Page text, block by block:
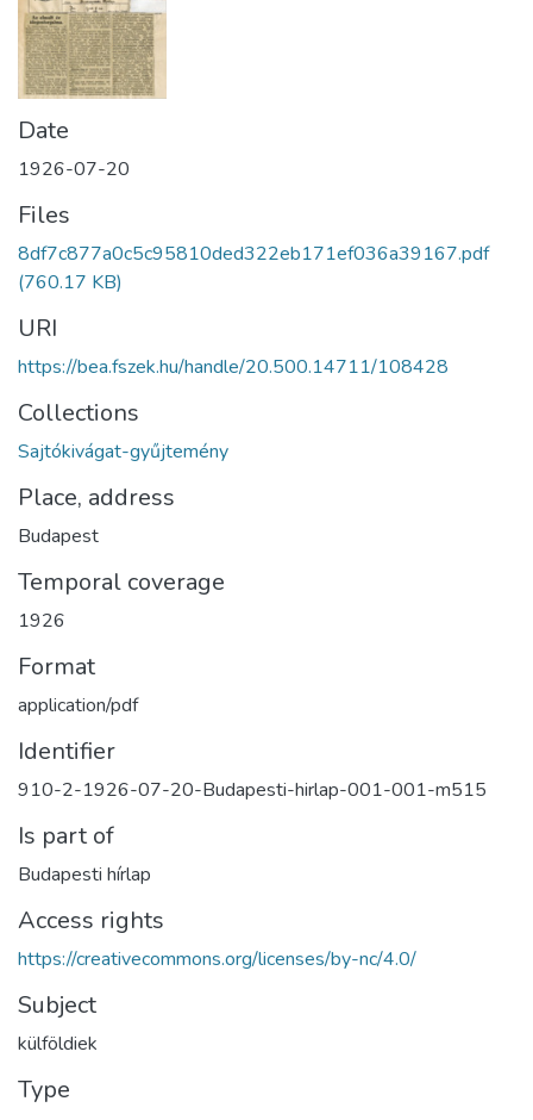
Date
1926-07-20
Files
8df7c877a0c5c95810ded322eb171ef036a39167.pdf
(760.17 KB)
URI
https://bea.fszek.hu/handle/20.500.14711/108428
Collections
Sajtókivágat-gyűjtemény
Place, address
Budapest
Temporal coverage
1926
Format
application/pdf
Identifier
910-2-1926-07-20-Budapesti-hirlap-001-001-m515
Is part of
Budapesti hírlap
Access rights
https://creativecommons.org/licenses/by-nc/4.0/
Subject
külföldiek
Type